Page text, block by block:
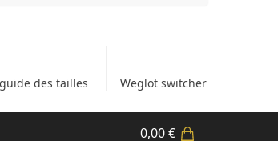
des tailles Weglot switcher
0,00€